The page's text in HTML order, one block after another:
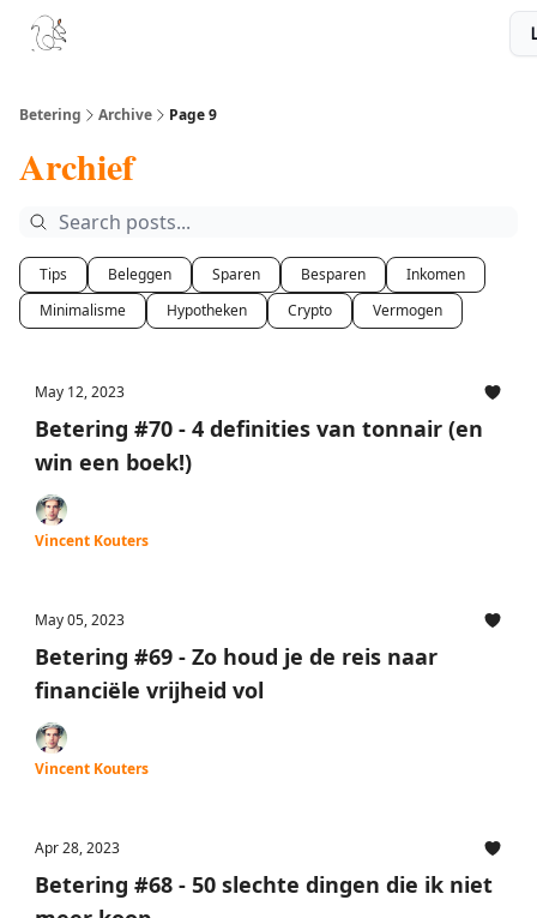
Betering Archive Page 9
Archief
Tips Beleggen Sparen Besparen
Inkomen
Minimalisme
Hypotheken Crypto Vermogen
May 12, 2023
Betering #70 - 4 definities van tonnair (en
win een boek!)
Vincent Kouters
May 05, 2023
Betering #69 - Zo houd je de reis naar
financiële vrijheid vol
Vincent Kouters
Apr 28, 2023
Betering #68 - 50 slechte dingen die ik niet